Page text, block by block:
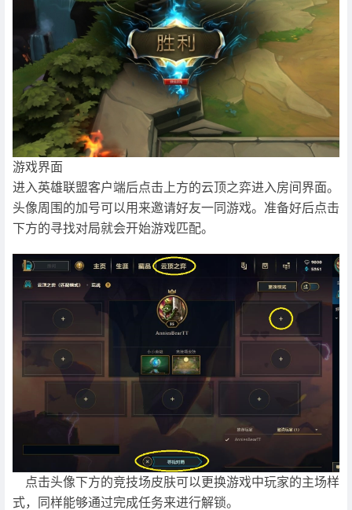
游戏界面
进入英雄联盟客户端后点击上方的云顶之弈进入房间界面。
头像周围的加号可以用来邀请好友一同游戏。准备好后点击
下方的寻找对局就会开始游戏匹配。
点击头像下方的竞技场皮肤可以更换游戏中玩家的主场样
式，同样能够通过完成任务来进行解锁。